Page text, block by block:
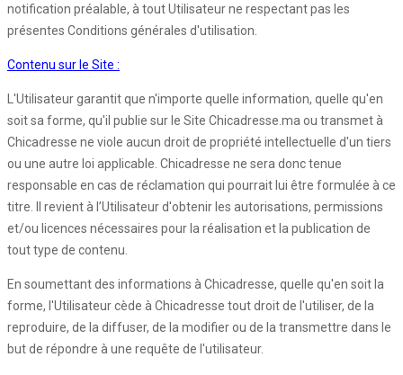
notification préalable, à tout Utilisateur ne respectant pas les
présentes Conditions générales d'utilisation.
Contenu sur le Site :
L'Utilisateur garantit que n'importe quelle information, quelle qu'en
soit sa forme, qu'il publie sur le Site Chicadresse.ma ou transmet à
Chicadresse ne viole aucun droit de propriété intellectuelle d'un tiers
ou une autre loi applicable. Chicadresse ne sera donc tenue
responsable en cas de réclamation qui pourrait lui être formulée à ce
titre. Il revient à l’Utilisateur d'obtenir les autorisations, permissions
et/ou licences nécessaires pour la réalisation et la publication de
tout type de contenu.
En soumettant des informations à Chicadresse, quelle qu'en soit la
forme, l'Utilisateur cède à Chicadresse tout droit de l'utiliser, de la
reproduire, de la diffuser, de la modifier ou de la transmettre dans le
but de répondre à une requête de l'utilisateur.